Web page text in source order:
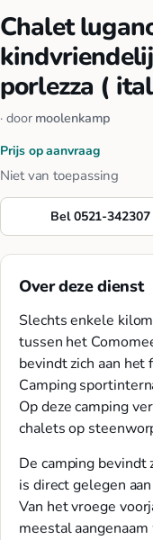
Chalet
porlezza (
· door moolenkamp
Prijs op aanvraag
Niet van toepassing
Bel 0521-342307
Over deze dienst
Slechts enkele
tussen het
bevindt zich aan het
Camping
Op deze camping
chalets op
De camping bevindt
is direct gelegen
Van het vroege
meestal aangenaam